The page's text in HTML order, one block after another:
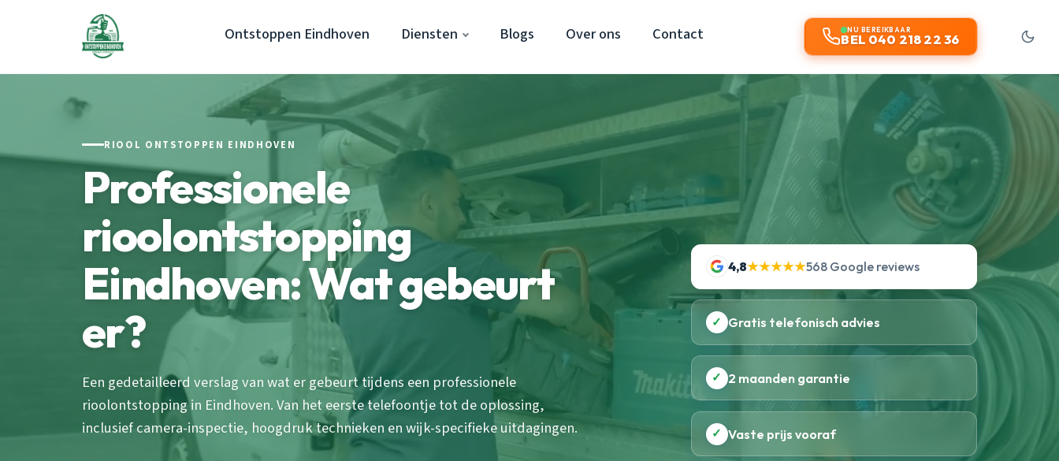
Ontstoppen Eindhoven Diensten Blogs Over ons Contact NU BEREIKBAAR
BEL 040 218 22 36
RIOOL ONTSTOPPEN EINDHOVEN
Professionele
rioolontstopping
Eindhoven: Wat gebeurt
er?
Een gedetailleerd verslag van wat er gebeurt tijdens een professionele
rioolontstopping in Eindhoven. Van het eerste telefoontje tot de oplossing,
inclusief camera-inspectie, hoogdruk technieken en wijk-specifieke uitdagingen.
4,8★★★★★568 Google reviews
✓ Gratis telefonisch advies
✓ 2 maanden garantie
✓ Vaste prijs vooraf